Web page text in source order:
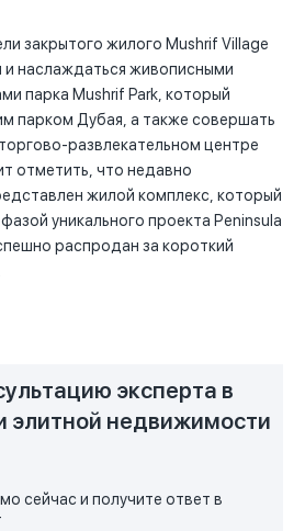
закрытого жилого Mushrif Village
и наслаждаться живописными
парка Mushrif Park, который
парком Дубая, а также совершать
развлекательном центре
отметить, что недавно
жилой комплекс, который
уникального проекта Peninsula
распродан за короткий
эксперта в
элитной недвижимости
сейчас и получите ответ в